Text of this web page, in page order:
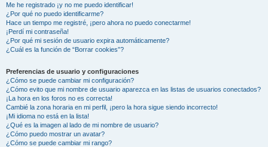
Me he registrado ¡y no me puedo identificar!
¿Por qué no puedo identificarme?
Hace un tiempo me registré, ¡pero ahora no puedo conectarme!
¡Perdí mi contraseña!
¿Por qué mi sesión de usuario expira automáticamente?
¿Cuál es la función de “Borrar cookies”?
Preferencias de usuario y configuraciones
¿Cómo se puede cambiar mi configuración?
¿Cómo evito que mi nombre de usuario aparezca en las listas de usuarios conectados?
¡La hora en los foros no es correcta!
Cambié la zona horaria en mi perfil, ¡pero la hora sigue siendo incorrecto!
¡Mi idioma no está en la lista!
¿Qué es la imagen al lado de mi nombre de usuario?
¿Cómo puedo mostrar un avatar?
¿Cómo se puede cambiar mi rango?